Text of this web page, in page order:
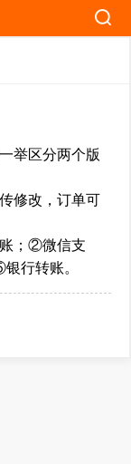
举区分两个版
修改，订单可
；②微信支
行转账。